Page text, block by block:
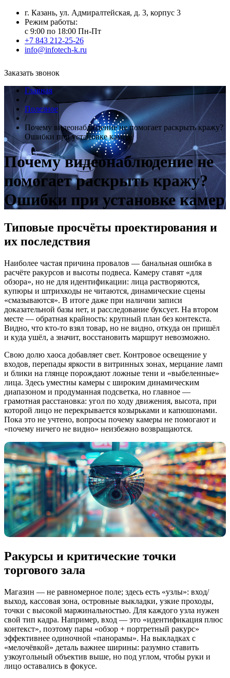
г. Казань, ул. Адмиралтейская, д. 3, корпус 3
Режим работы:
с 9:00 по 18:00 Пн-Пт
+7 843 212-25-26
info@infotech-k.ru
Заказать звонок
Главная
/
Полезное
/
Почему видеонаблюдение не помогает раскрыть кражу?
Ошибки при установке камер
Почему видеонаблюдение не
помогает раскрыть кражу?
Ошибки при установке камер
Типовые просчёты проектирования и
их последствия
Наиболее частая причина провалов — банальная ошибка в
расчёте ракурсов и высоты подвеса. Камеру ставят «для
обзора», но не для идентификации: лица растворяются,
купюры и штрихкоды не читаются, динамические сцены
«смазываются». В итоге даже при наличии записи
доказательной базы нет, и расследование буксует. На втором
месте — обратная крайность: крупный план без контекста.
Видно, что кто-то взял товар, но не видно, откуда он пришёл
и куда ушёл, а значит, восстановить маршрут невозможно.
Свою долю хаоса добавляет свет. Контровое освещение у
входов, перепады яркости в витринных зонах, мерцание ламп
и блики на глянце порождают ложные тени и «выбеленные»
лица. Здесь уместны камеры с широким динамическим
диапазоном и продуманная подсветка, но главное —
грамотная расстановка: угол по ходу движения, высота, при
которой лицо не перекрывается козырьками и капюшонами.
Пока это не учтено, вопросы почему камеры не помогают и
«почему ничего не видно» неизбежно возвращаются.
Ракурсы и критические точки
торгового зала
Магазин — не равномерное поле; здесь есть «узлы»: вход/
выход, кассовая зона, островные выкладки, узкие проходы,
точки с высокой маржинальностью. Для каждого узла нужен
свой тип кадра. Например, вход — это «идентификация плюс
контекст», поэтому пары «обзор + портретный ракурс»
эффективнее одиночной «панорамы». На выкладках с
«мелочёвкой» деталь важнее ширины: разумно ставить
узкоугольный объектив выше, но под углом, чтобы руки и
лицо оставались в фокусе.